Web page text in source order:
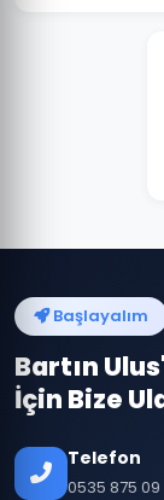
Başlayalım
Bartın
İçin Bize
Telefon
0535 875